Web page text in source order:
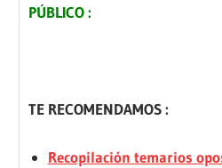
PÚBLICO :
TE RECOMENDAMOS :
Recopilación temarios